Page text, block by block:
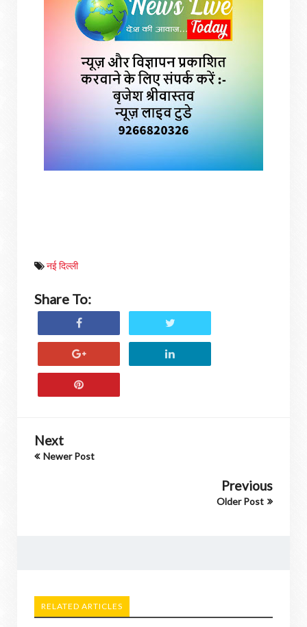
नई दिल्‍ली
Share To:
Next
Newer Post
Previous
Older Post
RELATED ARTICLES